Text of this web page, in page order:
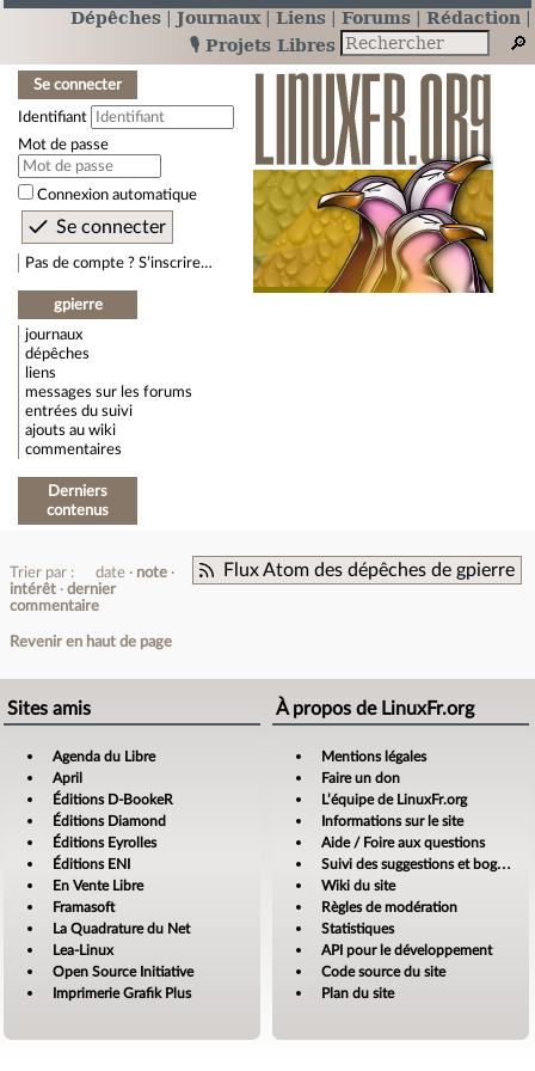
Dépêches Journaux Liens Forums
Rédaction
🎙️ Projets Libres
Se connecter
Identifiant
Mot de passe
Connexion automatique
Pas de compte ? S’inscrire…
gpierre
journaux
dépêches
liens
messages sur les forums
entrées du suivi
ajouts au wiki
commentaires
Derniers
contenus
Flux Atom des dépêches de gpierre
Trier par : date
note
intérêt
dernier
commentaire
Revenir en haut de page
Sites amis
Agenda du Libre
April
Éditions D-BookeR
Éditions Diamond
Éditions Eyrolles
Éditions ENI
En Vente Libre
Framasoft
La Quadrature du Net
Lea-Linux
Open Source Initiative
Imprimerie Grafik Plus
À propos de LinuxFr.org
Mentions légales
Faire un don
L’équipe de LinuxFr.org
Informations sur le site
Aide / Foire aux questions
Suivi des suggestions et bogues
Wiki du site
Règles de modération
Statistiques
API pour le développement
Code source du site
Plan du site